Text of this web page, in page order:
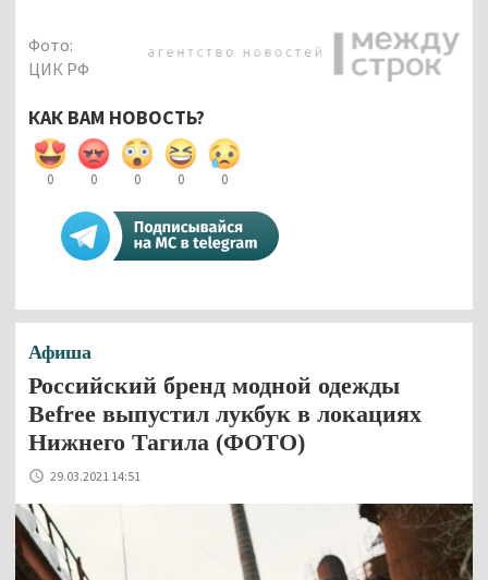
Фото:
ЦИК РФ
КАК ВАМ НОВОСТЬ?
0 0 0 0 0
Афиша
Российский бренд модной одежды
Befree выпустил лукбук в локациях
Нижнего Тагила (ФОТО)
29.03.2021 14:51